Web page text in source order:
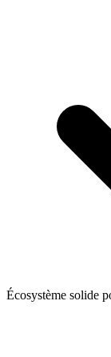
Écosystème solide